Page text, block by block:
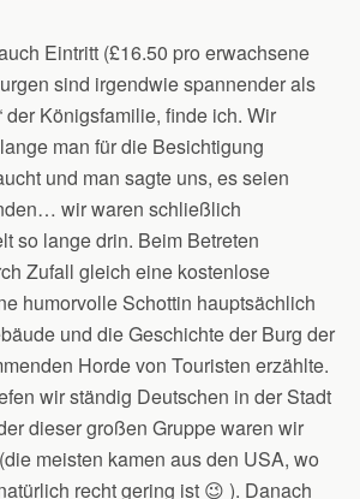
Eintritt (£16.50 pro erwachsene
sind irgendwie spannender als
der Königsfamilie, finde ich. Wir
man für die Besichtigung
und man sagte uns, es seien
wir waren schließlich
so lange drin. Beim Betreten
Zufall gleich eine kostenlose
humorvolle Schottin hauptsächlich
und die Geschichte der Burg der
Horde von Touristen erzählte.
wir ständig Deutschen in der Stadt
dieser großen Gruppe waren wir
meisten kamen aus den USA, wo
recht gering ist 😉 ). Danach